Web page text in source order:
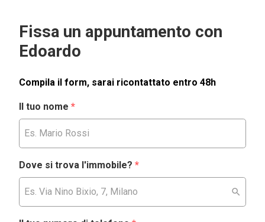
Fissa un appuntamento con
Edoardo
Compila il form, sarai ricontattato entro 48h
Il tuo nome *
Dove si trova l'immobile? *